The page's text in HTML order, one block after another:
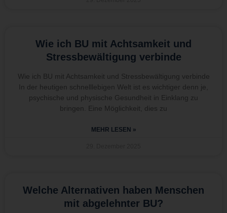
Wie ich BU mit Achtsamkeit und
Stressbewältigung verbinde
Wie ich BU mit Achtsamkeit und Stressbewältigung verbinde
In der heutigen schnelllebigen Welt ist es wichtiger denn je,
psychische und physische Gesundheit in Einklang zu
bringen. Eine Möglichkeit, dies zu
MEHR LESEN »
Welche Alternativen haben Menschen
mit abgelehnter BU?